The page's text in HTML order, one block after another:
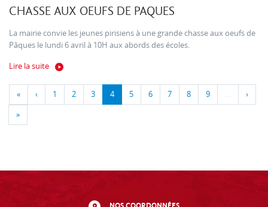
CHASSE AUX OEUFS DE PAQUES
La mairie convie les jeunes pirisiens à une grande chasse aux oeufs de
Pâques le lundi 6 avril à 10H aux abords des écoles.
Lire la suite
« ‹ 1 2 3 4 5 6 7 8 9 … ›
»